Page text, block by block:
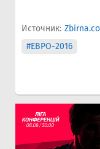
Источник:
#ЕВРО-2016